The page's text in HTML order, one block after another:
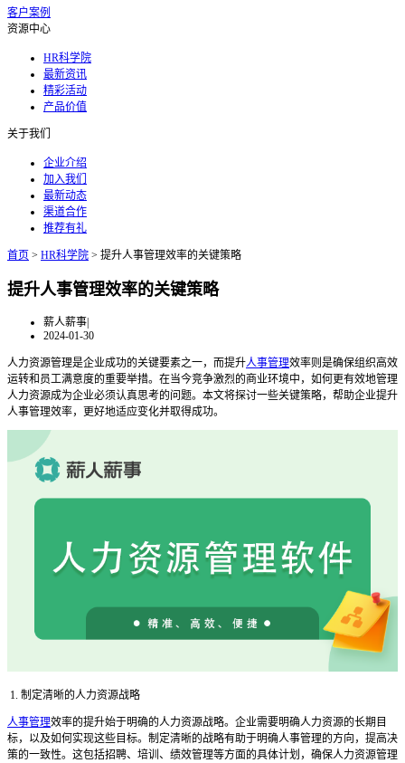
客户案例
资源中心
HR科学院
最新资讯
精彩活动
产品价值
关于我们
企业介绍
加入我们
最新动态
渠道合作
推荐有礼
首页 > HR科学院 > 提升人事管理效率的关键策略
提升人事管理效率的关键策略
薪人薪事|
2024-01-30
人力资源管理是企业成功的关键要素之一，而提升人事管理效率则是确保组织高效
运转和员工满意度的重要举措。在当今竞争激烈的商业环境中，如何更有效地管理
人力资源成为企业必须认真思考的问题。本文将探讨一些关键策略，帮助企业提升
人事管理效率，更好地适应变化并取得成功。
1. 制定清晰的人力资源战略
人事管理效率的提升始于明确的人力资源战略。企业需要明确人力资源的长期目
标，以及如何实现这些目标。制定清晰的战略有助于明确人事管理的方向，提高决
策的一致性。这包括招聘、培训、绩效管理等方面的具体计划，确保人力资源管理